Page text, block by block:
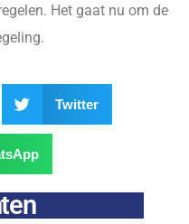
Het gaat nu om de
Twitter